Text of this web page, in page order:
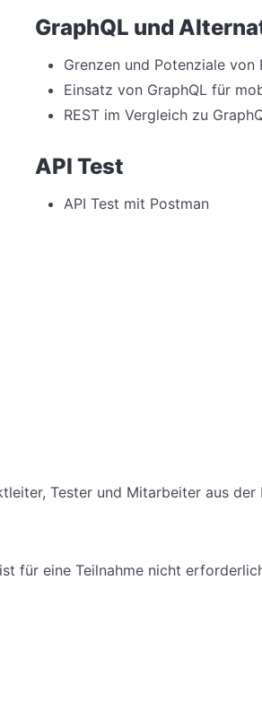
GraphQL und
Grenzen und Potenziale von
Einsatz von GraphQL für
REST im Vergleich zu
API Test
API Test mit Postman
Tester und Mitarbeiter aus der
für eine Teilnahme nicht